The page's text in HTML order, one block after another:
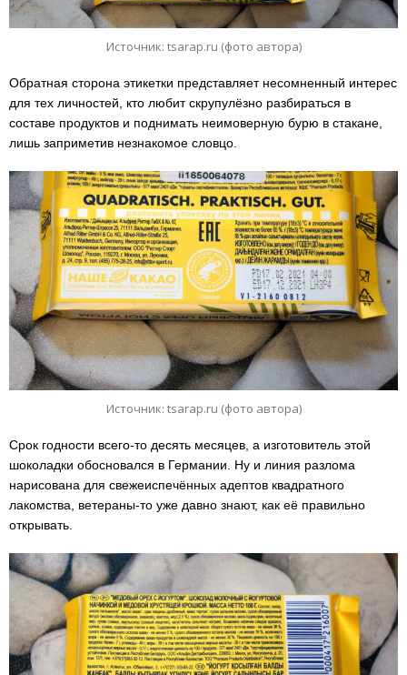
Источник: tsarap.ru (фото автора)
Обратная сторона этикетки представляет несомненный интерес
для тех личностей, кто любит скрупулёзно разбираться в
составе продуктов и поднимать неимоверную бурю в стакане,
лишь заприметив незнакомое словцо.
Источник: tsarap.ru (фото автора)
Срок годности всего-то десять месяцев, а изготовитель этой
шоколадки обосновался в Германии. Ну и линия разлома
нарисована для свежеиспечённых адептов квадратного
лакомства, ветераны-то уже давно знают, как её правильно
открывать.